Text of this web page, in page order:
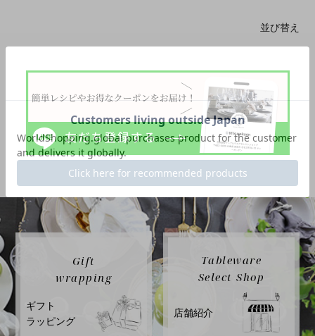
並び替え
Gift
wrapping
ギフト
ラッピング
Tableware
Select Shop
店舗紹介